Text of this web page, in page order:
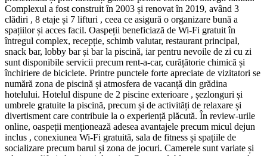
Complexul a fost construit în 2003 și renovat în 2019, având 3
clădiri , 8 etaje și 7 lifturi , ceea ce asigură o organizare bună a
spațiilor și acces facil. Oaspeții beneficiază de Wi-Fi gratuit în
întregul complex, recepție, schimb valutar, restaurant principal,
snack bar, lobby bar și bar la piscină, iar pentru nevoile de zi cu zi
sunt disponibile servicii precum rent-a-car, curățătorie chimică și
închiriere de biciclete. Printre punctele forte apreciate de vizitatori se
numără zona de piscină și atmosfera de vacanță din grădina
hotelului. Hotelul dispune de 2 piscine exterioare , șezlonguri și
umbrele gratuite la piscină, precum și de activități de relaxare și
divertisment care contribuie la o experiență plăcută. În review-urile
online, oaspeții menționează adesea avantajele precum micul dejun
inclus , conexiunea Wi‑Fi gratuită, sala de fitness și spațiile de
socializare precum barul și zona de jocuri. Camerele sunt variate și